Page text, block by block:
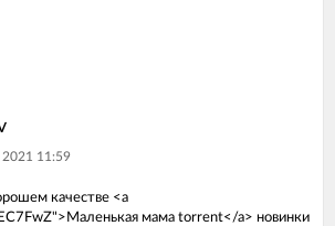
2021 11:59
качестве <a
мама torrent</a> новинки